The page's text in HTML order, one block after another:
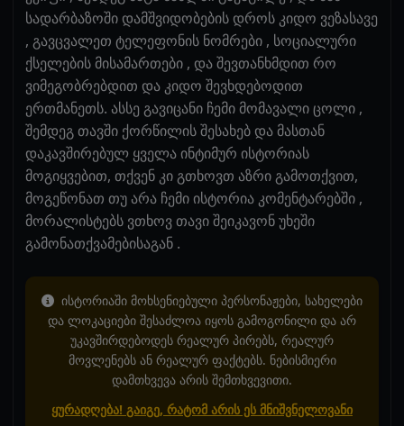
სადარბაზოში დამშვიდობების დროს კიდო ვეზასავე
, გავცვალეთ ტელეფონის ნომრები , სოციალური
ქსელების მისამართები , და შევთანხმდით რო
ვიმეგობრებდით და კიდო შევხდებოდით
ერთმანეთს. ასსე გავიცანი ჩემი მომავალი ცოლი ,
შემდეგ თავში ქორწილის შესახებ და მასთან
დაკავშირებულ ყველა ინტიმურ ისტორიას
მოგიყვებით, თქვენ კი გთხოვთ აზრი გამოთქვით,
მოგეწონათ თუ არა ჩემი ისტორია კომენტარებში ,
მორალისტებს ვთხოვ თავი შეიკავონ უხეში
გამონათქვამებისაგან .
ისტორიაში მოხსენიებული პერსონაჟები, სახელები
და ლოკაციები შესაძლოა იყოს გამოგონილი და არ
უკავშირდებოდეს რეალურ პირებს, რეალურ
მოვლენებს ან რეალურ ფაქტებს. ნებისმიერი
დამთხვევა არის შემთხვევითი.
ყურადღება! გაიგე, რატომ არის ეს მნიშვნელოვანი